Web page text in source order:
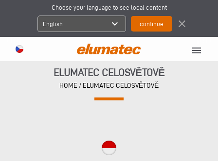
Choose your language to see local content
English expand_more close
menu
ELUMATEC CELOSVĚTOVĚ
HOME / ELUMATEC CELOSVĚTOVĚ